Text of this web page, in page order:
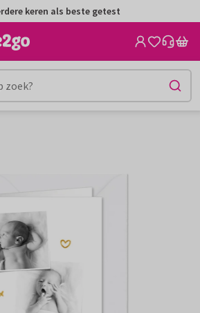
keren als beste getest